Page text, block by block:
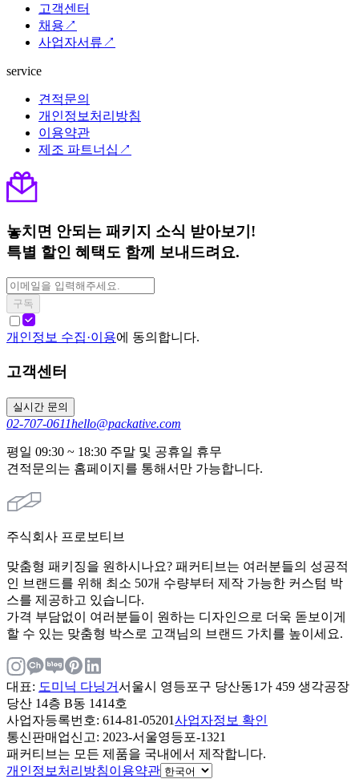
고객센터
채용↗
사업자서류↗
service
견적문의
개인정보처리방침
이용약관
제조 파트너십↗
놓치면 안되는 패키지 소식 받아보기!
특별 할인 혜택도 함께 보내드려요.
구독
개인정보 수집·이용에 동의합니다.
고객센터
실시간 문의
02-707-0611hello@packative.com
평일 09:30 ~ 18:30 주말 및 공휴일 휴무
견적문의는 홈페이지를 통해서만 가능합니다.
주식회사 프로보티브
맞춤형 패키징을 원하시나요? 패커티브는 여러분들의 성공적
인 브랜드를 위해 최소 50개 수량부터 제작 가능한 커스텀 박
스를 제공하고 있습니다.
가격 부담없이 여러분들이 원하는 디자인으로 더욱 돋보이게
할 수 있는 맞춤형 박스로 고객님의 브랜드 가치를 높이세요.
대표: 도미닉 다닝거서울시 영등포구 당산동1가 459 생각공장
당산 14층 B동 1414호
사업자등록번호: 614-81-05201사업자정보 확인
통신판매업신고: 2023-서울영등포-1321
패커티브는 모든 제품을 국내에서 제작합니다.
개인정보처리방침이용약관